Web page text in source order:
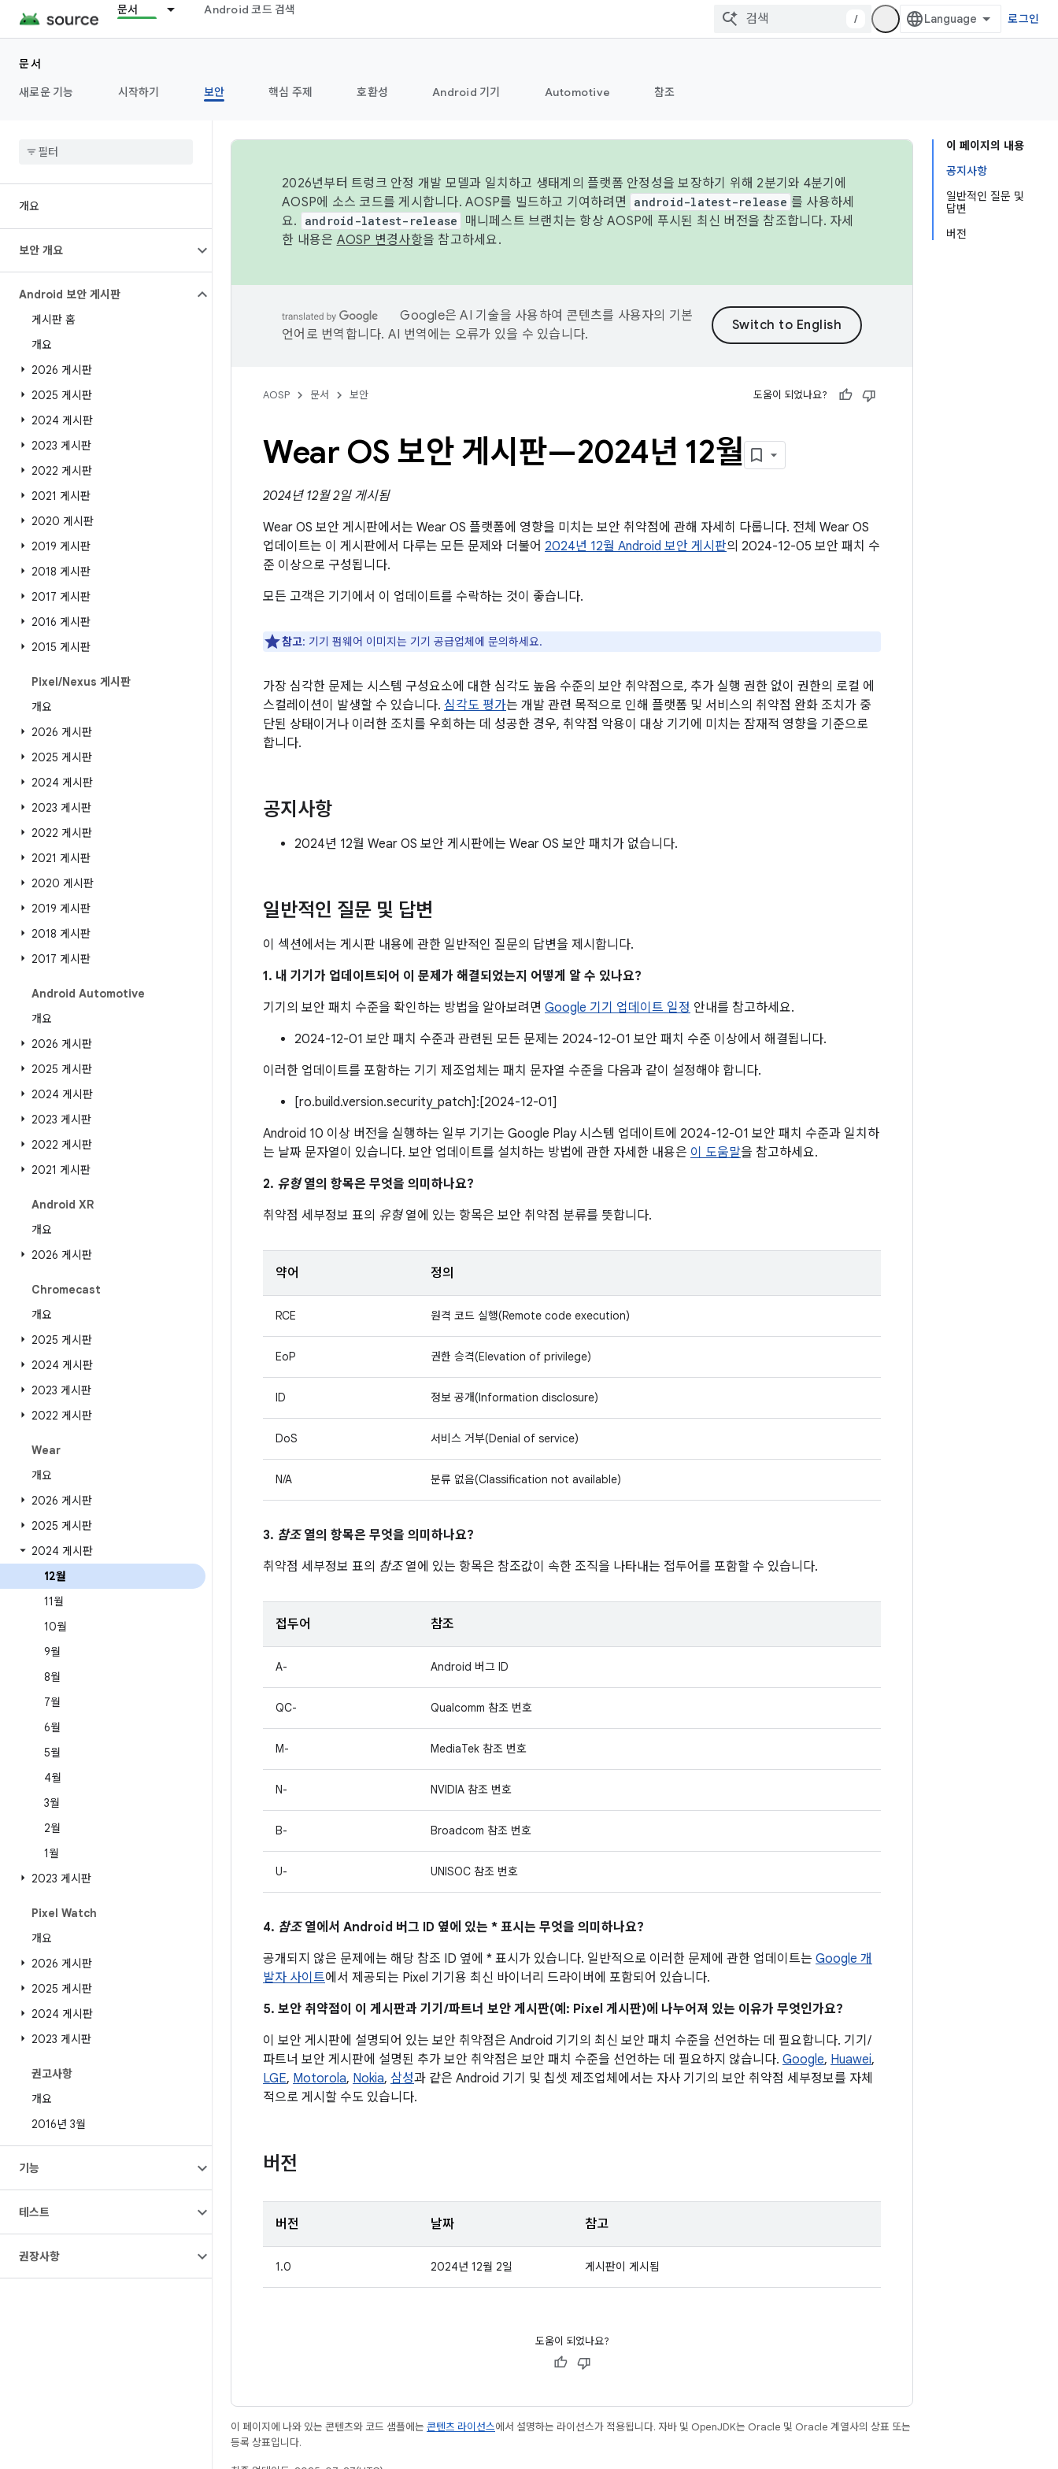
문서 Android 코드 검색
/ 로그인
문서
새로운 기능
시작하기 보안 핵심 주제 호환성 Android 기기 Automotive 참조
개요
보안 개요
Android 보안 게시판
게시판 홈
개요
2026 게시판
2025 게시판
2024 게시판
2023 게시판
2022 게시판
2021 게시판
2020 게시판
2019 게시판
2018 게시판
2017 게시판
2016 게시판
2015 게시판
Pixel/Nexus 게시판
개요
2026 게시판
2025 게시판
2024 게시판
2023 게시판
2022 게시판
2021 게시판
2020 게시판
2019 게시판
2018 게시판
2017 게시판
Android Automotive
개요
2026 게시판
2025 게시판
2024 게시판
2023 게시판
2022 게시판
2021 게시판
Android XR
개요
2026 게시판
Chromecast
개요
2025 게시판
2024 게시판
2023 게시판
2022 게시판
Wear
개요
2026 게시판
2025 게시판
2024 게시판
12월
11월
10월
9월
8월
7월
6월
5월
4월
3월
2월
1월
2023 게시판
Pixel Watch
개요
2026 게시판
2025 게시판
2024 게시판
2023 게시판
권고사항
개요
2016년 3월
기능
테스트
권장사항
이 페이지의 내용
공지사항
일반적인 질문 및
답변
버전
2026년부터 트렁크 안정 개발 모델과 일치하고 생태계의 플랫폼 안정성을 보장하기 위해 2분기와 4분기에
AOSP에 소스 코드를 게시합니다. AOSP를 빌드하고 기여하려면
android-latest-release 를 사용하세
요.
android-latest-release
매니페스트 브랜치는 항상 AOSP에 푸시된 최신 버전을 참조합니다. 자세
한 내용은 AOSP 변경사항을 참고하세요.
Google은 AI 기술을 사용하여 콘텐츠를 사용자의 기본
언어로 번역합니다. AI 번역에는 오류가 있을 수 있습니다.
AOSP 문서 보안 도움이 되었나요?
Wear OS 보안 게시판—2024년 12월
2024년 12월 2일 게시됨
Wear OS 보안 게시판에서는 Wear OS 플랫폼에 영향을 미치는 보안 취약점에 관해 자세히 다룹니다. 전체 Wear OS
업데이트는 이 게시판에서 다루는 모든 문제와 더불어 2024년 12월 Android 보안 게시판의 2024-12-05 보안 패치 수
준 이상으로 구성됩니다.
모든 고객은 기기에서 이 업데이트를 수락하는 것이 좋습니다.
참고: 기기 펌웨어 이미지는 기기 공급업체에 문의하세요.
가장 심각한 문제는 시스템 구성요소에 대한 심각도 높음 수준의 보안 취약점으로, 추가 실행 권한 없이 권한의 로컬 에
스컬레이션이 발생할 수 있습니다. 심각도 평가는 개발 관련 목적으로 인해 플랫폼 및 서비스의 취약점 완화 조치가 중
단된 상태이거나 이러한 조치를 우회하는 데 성공한 경우, 취약점 악용이 대상 기기에 미치는 잠재적 영향을 기준으로
합니다.
공지사항
2024년 12월 Wear OS 보안 게시판에는 Wear OS 보안 패치가 없습니다.
일반적인 질문 및 답변
이 섹션에서는 게시판 내용에 관한 일반적인 질문의 답변을 제시합니다.
1. 내 기기가 업데이트되어 이 문제가 해결되었는지 어떻게 알 수 있나요?
기기의 보안 패치 수준을 확인하는 방법을 알아보려면 Google 기기 업데이트 일정 안내를 참고하세요.
2024-12-01 보안 패치 수준과 관련된 모든 문제는 2024-12-01 보안 패치 수준 이상에서 해결됩니다.
이러한 업데이트를 포함하는 기기 제조업체는 패치 문자열 수준을 다음과 같이 설정해야 합니다.
[ro.build.version.security_patch]:[2024-12-01]
Android 10 이상 버전을 실행하는 일부 기기는 Google Play 시스템 업데이트에 2024-12-01 보안 패치 수준과 일치하
는 날짜 문자열이 있습니다. 보안 업데이트를 설치하는 방법에 관한 자세한 내용은 이 도움말을 참고하세요.
2. 유형열의 항목은 무엇을 의미하나요?
취약점 세부정보 표의 유형열에 있는 항목은 보안 취약점 분류를 뜻합니다.
약어 정의
RCE 원격 코드 실행(Remote code execution)
EoP 권한 승격(Elevation of privilege)
ID 정보 공개(Information disclosure)
DoS 서비스 거부(Denial of service)
N/A 분류 없음(Classification not available)
3. 참조열의 항목은 무엇을 의미하나요?
취약점 세부정보 표의 참조열에 있는 항목은 참조값이 속한 조직을 나타내는 접두어를 포함할 수 있습니다.
접두어 참조
A- Android 버그 ID
QC- Qualcomm 참조 번호
M- MediaTek 참조 번호
N- NVIDIA 참조 번호
B- Broadcom 참조 번호
U- UNISOC 참조 번호
4. 참조열에서 Android 버그 ID 옆에 있는 * 표시는 무엇을 의미하나요?
공개되지 않은 문제에는 해당 참조 ID 옆에 * 표시가 있습니다. 일반적으로 이러한 문제에 관한 업데이트는 Google 개
발자 사이트에서 제공되는 Pixel 기기용 최신 바이너리 드라이버에 포함되어 있습니다.
5. 보안 취약점이 이 게시판과 기기/파트너 보안 게시판(예: Pixel 게시판)에 나누어져 있는 이유가 무엇인가요?
이 보안 게시판에 설명되어 있는 보안 취약점은 Android 기기의 최신 보안 패치 수준을 선언하는 데 필요합니다. 기기/
파트너 보안 게시판에 설명된 추가 보안 취약점은 보안 패치 수준을 선언하는 데 필요하지 않습니다. Google, Huawei,
LGE, Motorola, Nokia, 삼성과 같은 Android 기기 및 칩셋 제조업체에서는 자사 기기의 보안 취약점 세부정보를 자체
적으로 게시할 수도 있습니다.
버전
버전 날짜 참고
1.0 2024년 12월 2일 게시판이 게시됨
도움이 되었나요?
이 페이지에 나와 있는 콘텐츠와 코드 샘플에는 콘텐츠 라이선스에서 설명하는 라이선스가 적용됩니다. 자바 및 OpenJDK는 Oracle 및 Oracle 계열사의 상표 또는
등록 상표입니다.